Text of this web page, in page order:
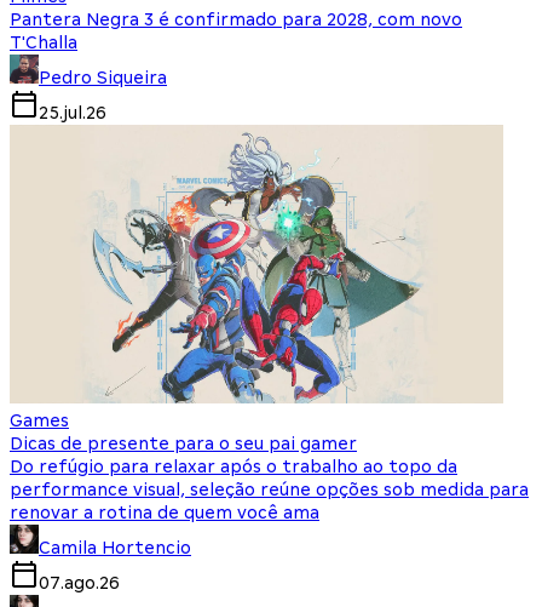
Pantera Negra 3 é confirmado para 2028, com novo
T'Challa
Pedro Siqueira
25.jul.26
Games
Dicas de presente para o seu pai gamer
Do refúgio para relaxar após o trabalho ao topo da
performance visual, seleção reúne opções sob medida para
renovar a rotina de quem você ama
Camila Hortencio
07.ago.26